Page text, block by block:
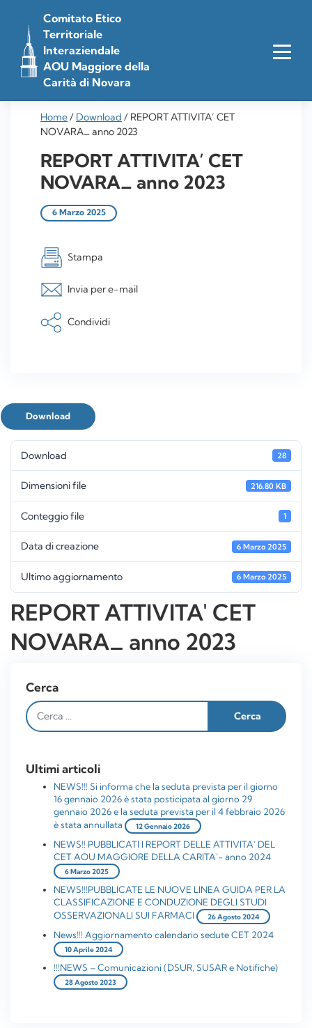
contenuto
Comitato Etico
Territoriale
Interaziendale
AOU Maggiore della
Carità di Novara
Home/ Download / REPORT ATTIVITA’ CET
NOVARA_ anno 2023
REPORT ATTIVITA’ CET
NOVARA_ anno 2023
6 Marzo 2025
Stampa
Invia per e-mail
Condividi
Download
Download 28
Dimensioni file 216.80 KB
Conteggio file 1
Data di creazione 6 Marzo 2025
Ultimo aggiornamento 6 Marzo 2025
REPORT ATTIVITA' CET
NOVARA_ anno 2023
Cerca
Ultimi articoli
NEWS!!! Si informa che la seduta prevista per il giorno
16 gennaio 2026 è stata posticipata al giorno 29
gennaio 2026 e la seduta prevista per il 4 febbraio 2026
è stata annullata
12 Gennaio 2026
NEWS!! PUBBLICATI I REPORT DELLE ATTIVITA’ DEL
CET AOU MAGGIORE DELLA CARITA’- anno 2024
6 Marzo 2025
NEWS!!!PUBBLICATE LE NUOVE LINEA GUIDA PER LA
CLASSIFICAZIONE E CONDUZIONE DEGLI STUDI
OSSERVAZIONALI SUI FARMACI
26 Agosto 2024
News!!! Aggiornamento calendario sedute CET 2024
10 Aprile 2024
!!!NEWS – Comunicazioni (DSUR, SUSAR e Notifiche)
28 Agosto 2023